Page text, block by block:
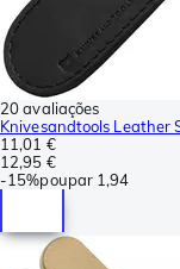
20 avaliações
Knivesandtools Leather
11,01 €
12,95 €
-15%poupar 1,94